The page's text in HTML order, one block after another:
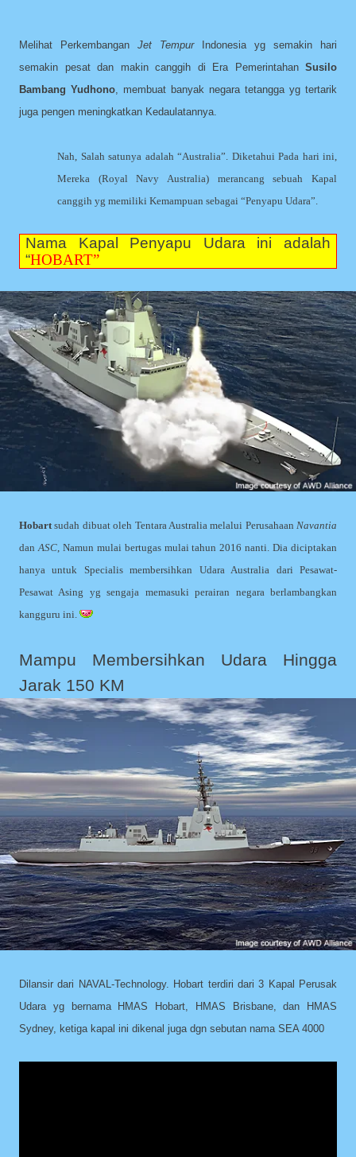
Melihat Perkembangan Jet TempurIndonesia yg semakin hari
semakin pesat dan makin canggih di Era Pemerintahan Susilo
Bambang Yudhono, membuat banyak negara tetangga yg tertarik
juga pengen meningkatkan Kedaulatannya.
Nah, Salah satunya adalah “Australia”. Diketahui Pada hari ini,
Mereka (Royal Navy Australia) merancang sebuah Kapal
canggih yg memiliki Kemampuan sebagai “Penyapu Udara”.
Nama Kapal Penyapu Udara ini adalah
“HOBART”
Hobartsudah dibuat oleh Tentara Australia melalui Perusahaan Navantia
danASC, Namun mulai bertugas mulai tahun 2016 nanti. Dia diciptakan
hanya untuk Specialis membersihkan Udara Australia dari Pesawat-
Pesawat Asing yg sengaja memasuki perairan negara berlambangkan
kangguru ini.
Mampu Membersihkan Udara Hingga
Jarak 150 KM
Dilansir dari NAVAL-Technology. Hobart terdiri dari 3 Kapal Perusak
Udara yg bernama HMAS Hobart, HMAS Brisbane, dan HMAS
Sydney, ketiga kapal ini dikenal juga dgn sebutan nama SEA 4000